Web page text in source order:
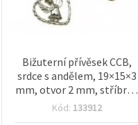
Bižuterní přívěsek CCB,
srdce s andělem, 19×15×3
mm, otvor 2 mm, stříbrná
barva – 20 g (~90 ks)
Kód: 133912